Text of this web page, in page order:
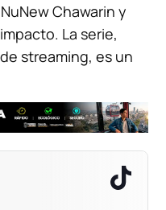
Chawarin y
La serie,
streaming, es un